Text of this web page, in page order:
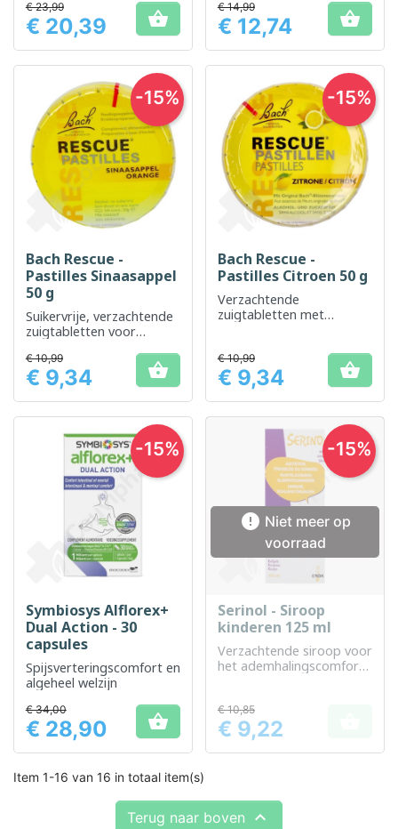
Prijs
€ 23,99
€ 20,39  Prijs
€ 14,99
€ 12,74 
Bach Rescue -
Pastilles Sinaasappel
50 g
Suikervrije, verzachtende
zuigtabletten voor
welzijn
Prijs
€ 10,99
€ 9,34 
-15%
Bach Rescue -
Pastilles Citroen 50 g
Verzachtende
zuigtabletten met
verlichten
Prijs
€ 10,99
€ 9,34 
-15%
Symbiosys Alflorex+
Dual Action - 30
capsules
Spijsverteringscomfort en
algeheel welzijn
Prijs
€ 34,00
€ 28,90 
-15%
 Niet meer op
voorraad
Serinol - Siroop
kinderen 125 ml
Verzachtende siroop voor
het ademhalingscomfort
Prijs
€ 10,85
€ 9,22
-15%
Item 1-16 van 16 in totaal item(s)
Terug naar boven 